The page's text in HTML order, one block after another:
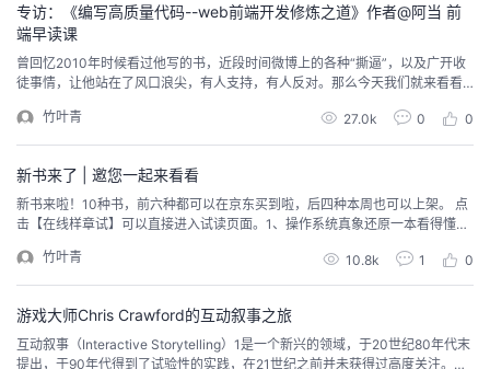
专访：《编写高质量代码--web前端开发修炼之道》作者@阿当 前
端早读课
曾回忆2010年时候看过他写的书，近段时间微博上的各种“撕逼”，以及广开收
徒事情，让他站在了风口浪尖，有人支持，有人反对。那么今天我们就来看看
我是曹刘阳，圈里的朋友们叫我阿当。现在在岗岭集团工作，互联网医疗领
域。 你是基于什么情景上选择了前端工程师，以及在所服务的几个公司来看，
你觉得哪一段经历对你影响最大，为什么？说来话长，...
竹叶青 27.0k 0 0
新书来了 | 邀您一起来看看
新书来啦！10种书，前六种都可以在京东买到啦，后四种本周也可以上架。 点
击【在线样章试】可以直接进入试读页面。1、操作系统真象还原一本看得懂，
读者可以轻松自制操作系统前百度高级工程师精心写作。历时19个月，行文60
余万字，用6000多行代码实现了一个完整的操作系统。 操作系统并不深奥，本
竹叶青 10.8k 1 0
游戏大师Chris Crawford的互动叙事之旅
互动叙事（Interactive Storytelling）1是一个新兴的领域，于20世纪80年代末
提出，于90年代得到了试验性的实践，在21世纪之前并未获得过高度关注。时